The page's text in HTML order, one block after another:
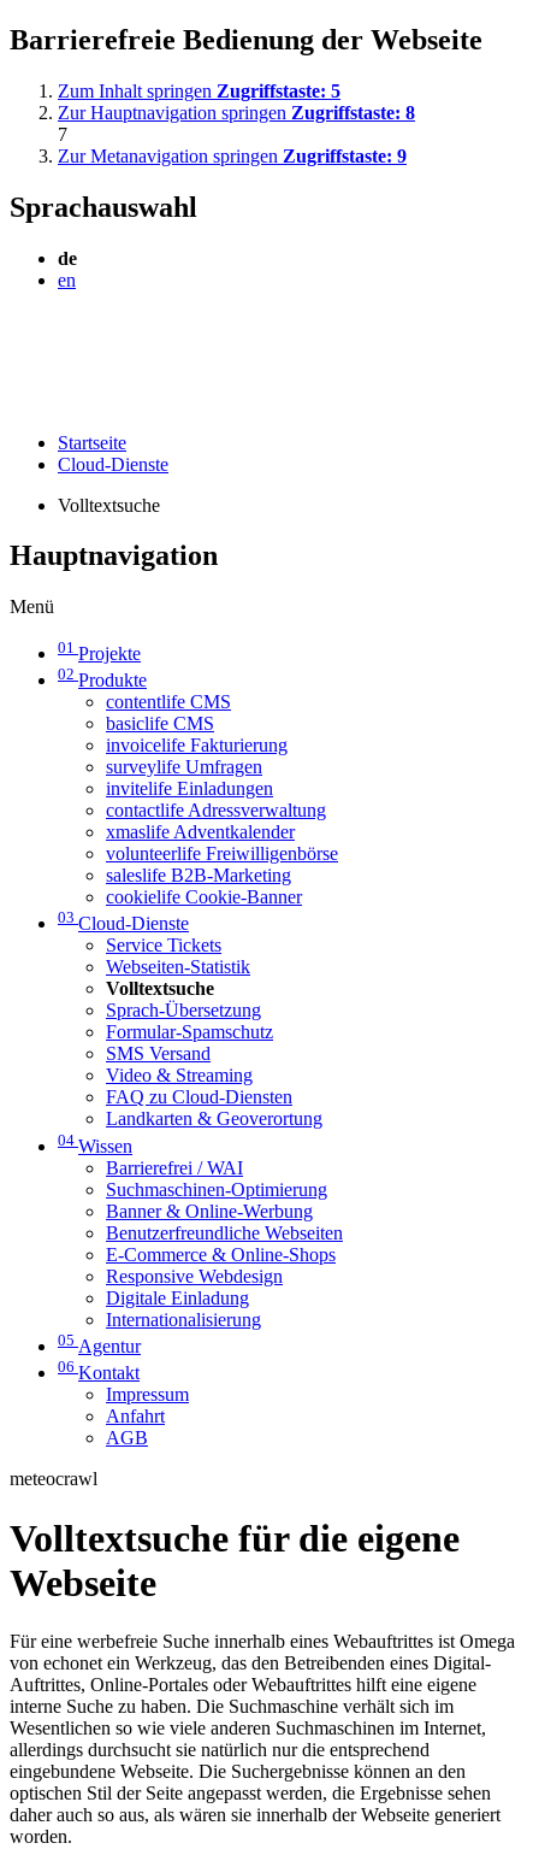
Barrierefreie Bedienung der Webseite
Zum Inhalt springen Zugriffstaste: 5
Zur Hauptnavigation springen Zugriffstaste: 8
7
Zur Metanavigation springen Zugriffstaste: 9
Sprachauswahl
de
en
Startseite
Cloud-Dienste
Volltextsuche
Hauptnavigation
Menü
01 Projekte
02 Produkte
contentlife CMS
basiclife CMS
invoicelife Fakturierung
surveylife Umfragen
invitelife Einladungen
contactlife Adressverwaltung
xmaslife Adventkalender
volunteerlife Freiwilligenbörse
saleslife B2B-Marketing
cookielife Cookie-Banner
03 Cloud-Dienste
Service Tickets
Webseiten-Statistik
Volltextsuche
Sprach-Übersetzung
Formular-Spamschutz
SMS Versand
Video & Streaming
FAQ zu Cloud-Diensten
Landkarten & Geoverortung
04 Wissen
Barrierefrei / WAI
Suchmaschinen-Optimierung
Banner & Online-Werbung
Benutzerfreundliche Webseiten
E-Commerce & Online-Shops
Responsive Webdesign
Digitale Einladung
Internationalisierung
05 Agentur
06 Kontakt
Impressum
Anfahrt
AGB
meteocrawl
Volltextsuche für die eigene
Webseite
Für eine werbefreie Suche innerhalb eines Webauftrittes ist Omega
von echonet ein Werkzeug, das den Betreibenden eines Digital-
Auftrittes, Online-Portales oder Webauftrittes hilft eine eigene
interne Suche zu haben. Die Suchmaschine verhält sich im
Wesentlichen so wie viele anderen Suchmaschinen im Internet,
allerdings durchsucht sie natürlich nur die entsprechend
eingebundene Webseite. Die Suchergebnisse können an den
optischen Stil der Seite angepasst werden, die Ergebnisse sehen
daher auch so aus, als wären sie innerhalb der Webseite generiert
worden.